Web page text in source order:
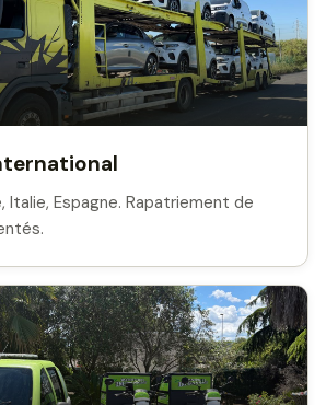
Italie, Espagne. Rapatriement de